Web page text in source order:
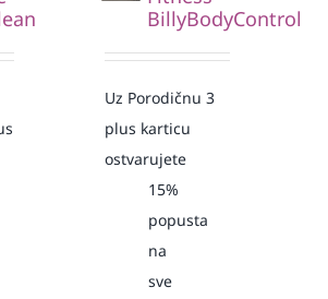
BillyBodyControl
Uz Porodičnu 3
plus karticu
ostvarujete
15%
popusta
na
sve